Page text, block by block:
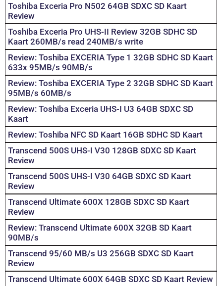
Toshiba Exceria Pro N502 64GB SDXC SD Kaart
Review
Toshiba Exceria Pro UHS-II Review 32GB SDHC SD
Kaart 260MB/s read 240MB/s write
Review: Toshiba EXCERIA Type 1 32GB SDHC SD Kaart
633x 95MB/s 90MB/s
Review: Toshiba EXCERIA Type 2 32GB SDHC SD Kaart
95MB/s 60MB/s
Review: Toshiba Exceria UHS-I U3 64GB SDXC SD
Kaart
Review: Toshiba NFC SD Kaart 16GB SDHC SD Kaart
Transcend 500S UHS-I V30 128GB SDXC SD Kaart
Review
Transcend 500S UHS-I V30 64GB SDXC SD Kaart
Review
Transcend Ultimate 600X 128GB SDXC SD Kaart
Review
Review: Transcend Ultimate 600X 32GB SD Kaart
90MB/s
Transcend 95/60 MB/s U3 256GB SDXC SD Kaart
Review
Transcend Ultimate 600X 64GB SDXC SD Kaart Review